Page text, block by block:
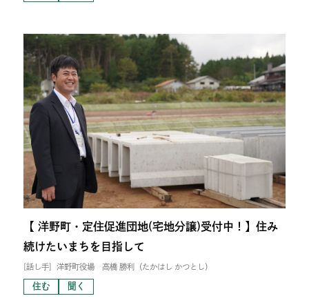
【 洋野町・定住促進団地(宅地分譲)受付中！】住み
続けたいまちを目指して
[話し手] 洋野町役場 高橋 勝利（たかはし かつとし）
住む 聞く